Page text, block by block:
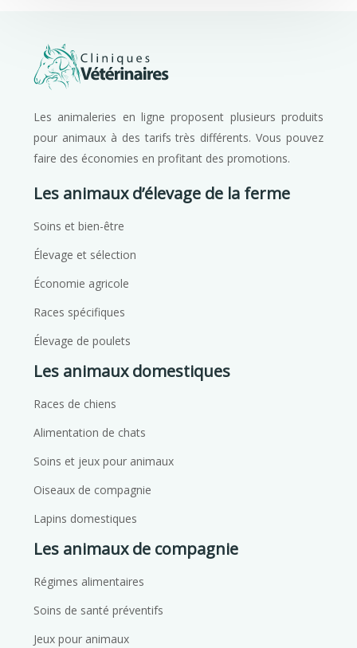
Les animaleries en ligne proposent plusieurs produits
pour animaux à des tarifs très différents. Vous pouvez
faire des économies en profitant des promotions.
Les animaux d’élevage de la ferme
Soins et bien-être
Élevage et sélection
Économie agricole
Races spécifiques
Élevage de poulets
Les animaux domestiques
Races de chiens
Alimentation de chats
Soins et jeux pour animaux
Oiseaux de compagnie
Lapins domestiques
Les animaux de compagnie
Régimes alimentaires
Soins de santé préventifs
Jeux pour animaux